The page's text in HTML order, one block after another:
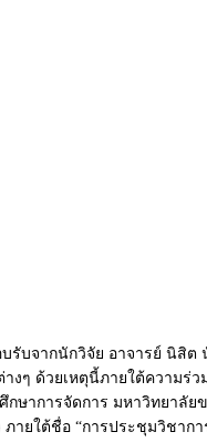
บจากนักวิจัย อาจารย์ นิสิต
ๆ ด้วยเหตุนี้ภายใต้ความร่ว
ษาการจัดการ มหาวิทยาลัย
ภายใต้ชื่อ “การประชุมวิชาก